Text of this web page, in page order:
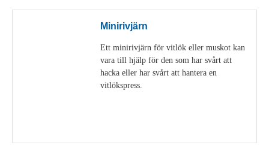
Minirivjärn
Ett minirivjärn för vitlök eller muskot kan
vara till hjälp för den som har svårt att
hacka eller har svårt att hantera en
vitlökspress.